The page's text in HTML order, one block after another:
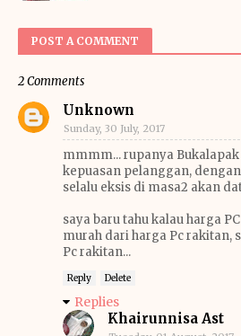
POST A COMMENT
2 Comments
Unknown
Sunday, 30 July, 2017
mmmm... rupanya
kepuasan pelanggan,
selalu eksis di masa2 akan
saya baru tahu kalau harga
murah dari harga Pc rakitan,
Pc rakitan...
Reply Delete
Replies
Khairunnisa Ast